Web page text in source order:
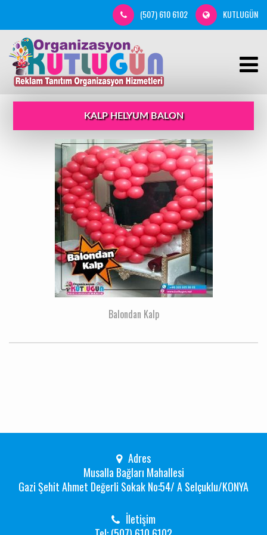
(507) 610 6102 KUTLUGÜN
KALP HELYUM BALON
Balondan Kalp
Adres
Musalla Bağları Mahallesi
Gazi Şehit Ahmet Değerli Sokak No:54/ A Selçuklu/KONYA
İletişim